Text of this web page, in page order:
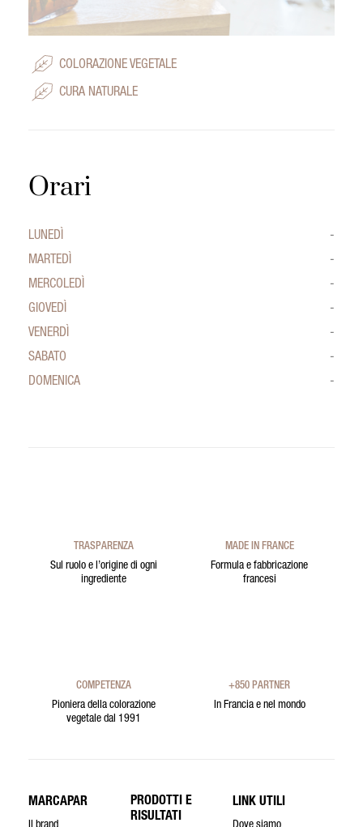
COLORAZIONE VEGETALE
CURA NATURALE
Orari
LUNEDÌ
-
MARTEDÌ
-
MERCOLEDÌ
-
GIOVEDÌ
-
VENERDÌ
-
SABATO
-
DOMENICA
-
TRASPARENZA
Sul ruolo e l’origine di ogni
ingrediente
MADE IN FRANCE
Formula e fabbricazione
francesi
COMPETENZA
Pioniera della colorazione
vegetale dal 1991
+850 PARTNER
In Francia e nel mondo
MARCAPAR
PRODOTTI E
RISULTATI
LINK UTILI